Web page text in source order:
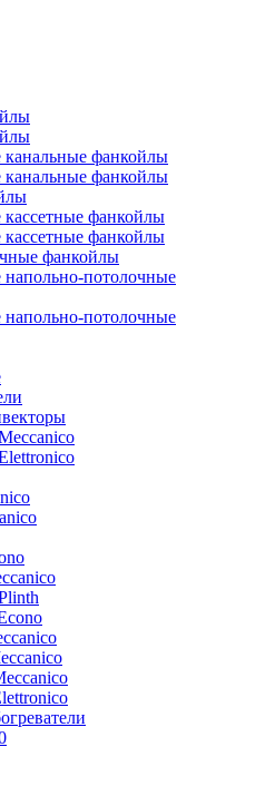
канальные фанкойлы
канальные фанкойлы
кассетные фанкойлы
кассетные фанкойлы
фанкойлы
напольно-потолочные
напольно-потолочные